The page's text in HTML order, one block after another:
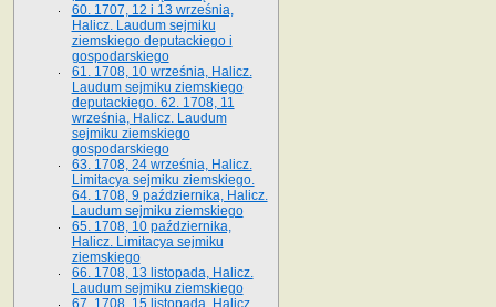
60. 1707, 12 i 13 września,
Halicz. Laudum sejmiku
ziemskiego deputackiego i
gospodarskiego
61. 1708, 10 września, Halicz.
Laudum sejmiku ziemskiego
deputackiego. 62. 1708, 11
września, Halicz. Laudum
sejmiku ziemskiego
gospodarskiego
63. 1708, 24 września, Halicz.
Limitacya sejmiku ziemskiego.
64. 1708, 9 października, Halicz.
Laudum sejmiku ziemskiego
65­. 1708, 10 października,
Halicz. Limitacya sejmiku
ziemskiego
66. 1708, 13 listopada, Halicz.
Laudum sejmiku ziemskiego
67. 1708, 15 listopada, Halicz.